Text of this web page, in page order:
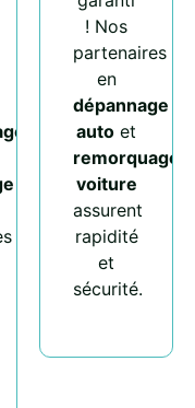
! Nos
partenaires
en
dépannage
auto et
remorquage
voiture
assurent
rapidité
et
sécurité.